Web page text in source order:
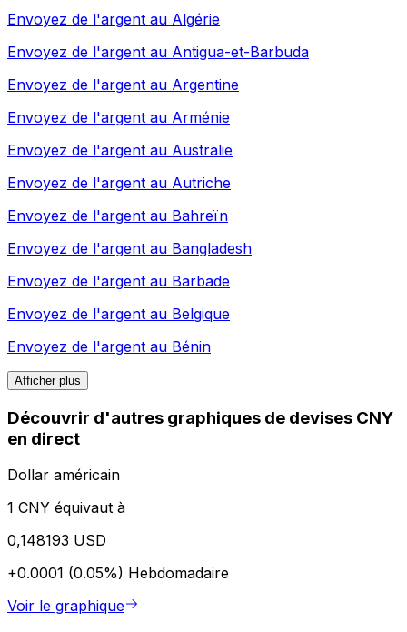
Envoyez de l'argent au Algérie
Envoyez de l'argent au Antigua-et-Barbuda
Envoyez de l'argent au Argentine
Envoyez de l'argent au Arménie
Envoyez de l'argent au Australie
Envoyez de l'argent au Autriche
Envoyez de l'argent au Bahreïn
Envoyez de l'argent au Bangladesh
Envoyez de l'argent au Barbade
Envoyez de l'argent au Belgique
Envoyez de l'argent au Bénin
Afficher plus
Découvrir d'autres graphiques de devises CNY
en direct
Dollar américain
1 CNY équivaut à
0,148193 USD
+0.0001 (0.05%) Hebdomadaire
Voir le graphique